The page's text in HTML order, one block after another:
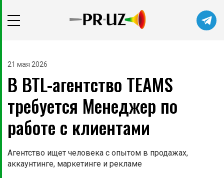
21 мая 2026
В BTL-агентство TEAMS
требуется Менеджер по
работе с клиентами
Агентство ищет человека с опытом в продажах,
аккаунтинге, маркетинге и рекламе